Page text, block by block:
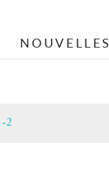
NOUVELLES
2